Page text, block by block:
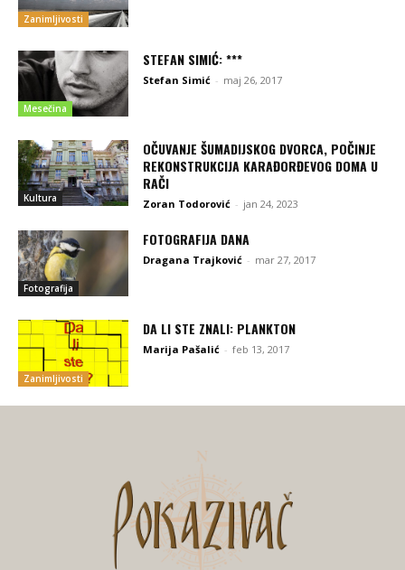
Zanimljivosti
Mesečina
STEFAN SIMIĆ: ***
Stefan Simić - maj 26, 2017
Kultura
OČUVANJE ŠUMADIJSKOG DVORCA, POČINJE
REKONSTRUKCIJA KARAĐORĐEVOG DOMA U
RAČI
Zoran Todorović - jan 24, 2023
Fotografija
FOTOGRAFIJA DANA
Dragana Trajković - mar 27, 2017
Zanimljivosti
DA LI STE ZNALI: PLANKTON
Marija Pašalić - feb 13, 2017